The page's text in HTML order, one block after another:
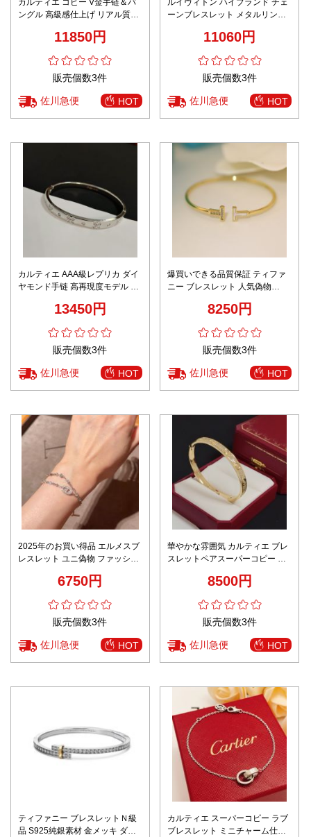
カルティエ コピー V金手链＆バ
ングル 高級感仕上げ リアル質感
11850円
販売個数3件
佐川急便 HOT
ルイヴィトン ハイブランド チェ
ーンブレスレット メタルリンク
11060円
販売個数3件
佐川急便 HOT
カルティエ AAA級レプリカ ダイ
ヤモンド手链 高再現度モデル 高
13450円
販売個数3件
佐川急便 HOT
爆買いできる品質保証 ティファ
ニー ブレスレット 人気偽物
8250円
販売個数3件
佐川急便 HOT
2025年のお買い得品 エルメスブ
レスレット ユニ偽物 ファッショ
6750円
販売個数3件
佐川急便 HOT
華やかな雰囲気 カルティエ ブレ
スレットペアスーパーコピー ダ
8500円
販売個数3件
佐川急便 HOT
ティファニー ブレスレットＮ級
品 S925純銀素材 金メッキ ダイ
カルティエ スーパーコピー ラブ
ブレスレット ミニチャーム仕様